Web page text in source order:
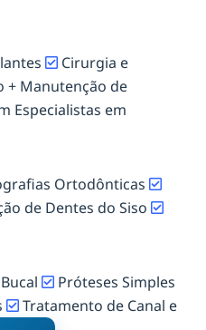
Cirurgia e
+ Manutenção de
Especialistas em
Ortodônticas
de Dentes do Siso
Próteses Simples
Tratamento de Canal e